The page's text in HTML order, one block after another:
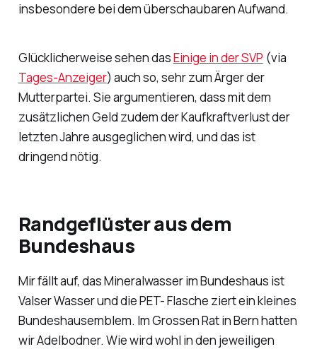
insbesondere bei dem überschaubaren Aufwand.
Glücklicherweise sehen dasEinige in der SVP (via
Tages-Anzeiger) auch so, sehr zum Ärger der
Mutterpartei. Sie argumentieren, dass mit dem
zusätzlichen Geld zudem der Kaufkraftverlust der
letzten Jahre ausgeglichen wird, und das ist
dringend nötig.
Randgeflüster aus dem
Bundeshaus
Mir fällt auf, das Mineralwasser im Bundeshaus ist
Valser Wasser und die PET- Flasche ziert ein kleines
Bundeshausemblem. Im Grossen Rat in Bern hatten
wir Adelbodner. Wie wird wohl in den jeweiligen